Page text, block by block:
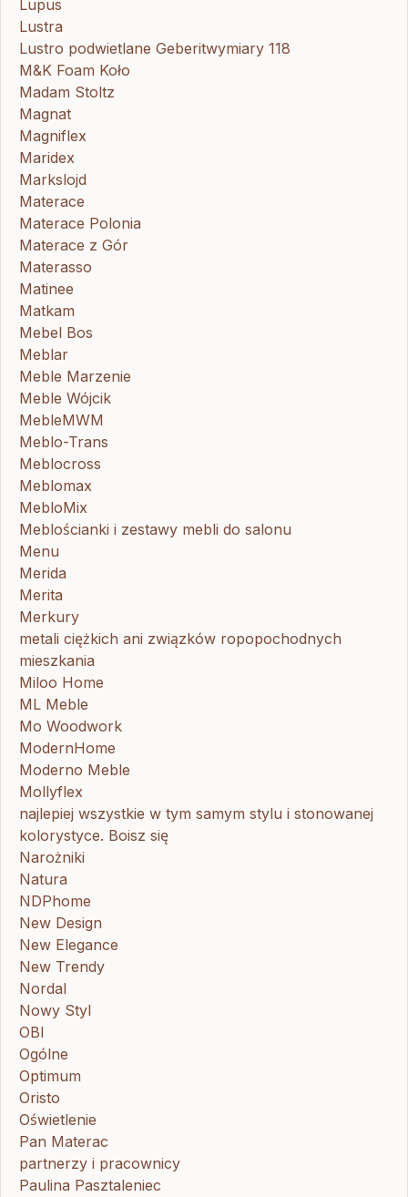
Lupus
Lustra
Lustro podwietlane Geberitwymiary 118
M&K Foam Koło
Madam Stoltz
Magnat
Magniflex
Maridex
Markslojd
Materace
Materace Polonia
Materace z Gór
Materasso
Matinee
Matkam
Mebel Bos
Meblar
Meble Marzenie
Meble Wójcik
MebleMWM
Meblo-Trans
Meblocross
Meblomax
MebloMix
Meblościanki i zestawy mebli do salonu
Menu
Merida
Merita
Merkury
metali ciężkich ani związków ropopochodnych
mieszkania
Miloo Home
ML Meble
Mo Woodwork
ModernHome
Moderno Meble
Mollyflex
najlepiej wszystkie w tym samym stylu i stonowanej
kolorystyce. Boisz się
Narożniki
Natura
NDPhome
New Design
New Elegance
New Trendy
Nordal
Nowy Styl
OBI
Ogólne
Optimum
Oristo
Oświetlenie
Pan Materac
partnerzy i pracownicy
Paulina Pasztaleniec